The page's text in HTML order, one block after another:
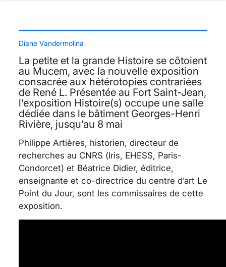
La petite et la grande Histoire se côtoient
au Mucem, avec la nouvelle exposition
consacrée aux hétérotopies contrariées
de René L. Présentée au Fort Saint-Jean,
l’exposition Histoire(s) occupe une salle
dédiée dans le bâtiment Georges-Henri
Rivière, jusqu’au 8 mai
Diane Vandermolina
Philippe Artières, historien, directeur de
recherches au CNRS (Iris, EHESS, Paris-
Condorcet) et Béatrice Didier, éditrice,
enseignante et co-directrice du centre d’art Le
Point du Jour, sont les commissaires de cette
exposition.